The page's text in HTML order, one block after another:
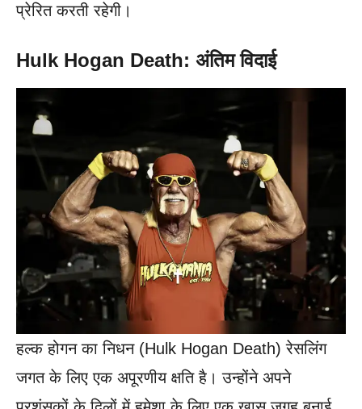
प्रेरित करती रहेगी।
Hulk Hogan Death: अंतिम विदाई
हल्क होगन का निधन (Hulk Hogan Death) रेसलिंग
जगत के लिए एक अपूरणीय क्षति है। उन्होंने अपने